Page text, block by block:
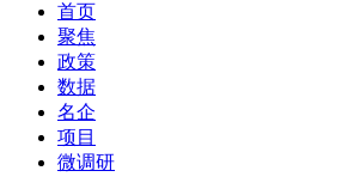
首页
聚焦
政策
数据
名企
项目
微调研